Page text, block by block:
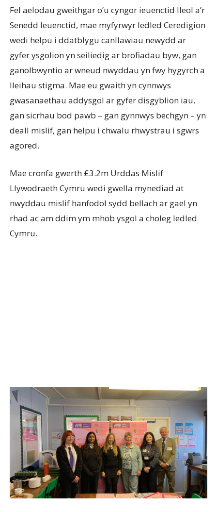
Fel aelodau gweithgar o’u cyngor ieuenctid lleol a’r
Senedd Ieuenctid, mae myfyrwyr ledled Ceredigion
wedi helpu i ddatblygu canllawiau newydd ar
gyfer ysgolion yn seiliedig ar brofiadau byw, gan
ganolbwyntio ar wneud nwyddau yn fwy hygyrch a
lleihau stigma. Mae eu gwaith yn cynnwys
gwasanaethau addysgol ar gyfer disgyblion iau,
gan sicrhau bod pawb – gan gynnwys bechgyn – yn
deall mislif, gan helpu i chwalu rhwystrau i sgwrs
agored.
Mae cronfa gwerth £3.2m Urddas Mislif
Llywodraeth Cymru wedi gwella mynediad at
nwyddau mislif hanfodol sydd bellach ar gael yn
rhad ac am ddim ym mhob ysgol a choleg ledled
Cymru.